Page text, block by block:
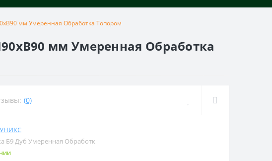
мм Умеренная Обработка Топором
мм Умеренная Обработка
(0)
УНИКС
Б9 Дуб Умеренная Обработк